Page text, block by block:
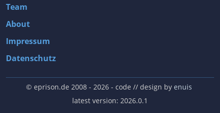
Team
About
Impressum
Datenschutz
© eprison.de 2008 - 2026- code // design by enuis
latest version: 2026.0.1